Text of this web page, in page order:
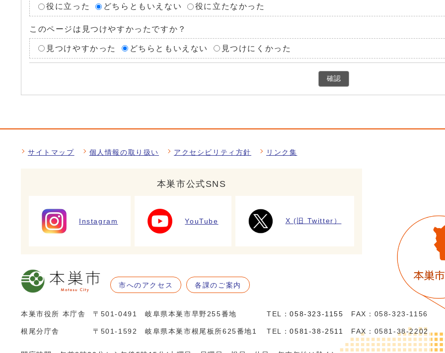
役に立った どちらともいえない 役に立たなかった
このページは見つけやすかったですか？
見つけやすかった どちらともいえない 見つけにくかった
確認
サイトマップ 個人情報の取り扱い アクセシビリティ方針 リンク集
本巣市公式SNS
Instagram YouTube X (旧 Twitter）
市へのアクセス 各課のご案内
本巣市役所 本庁舎 〒501-0491 岐阜県本巣市早野255番地 TEL：058-323-1155 FAX：058-323-1156
根尾分庁舎 〒501-1592 岐阜県本巣市根尾板所625番地1 TEL：0581-38-2511 FAX：0581-38-2202